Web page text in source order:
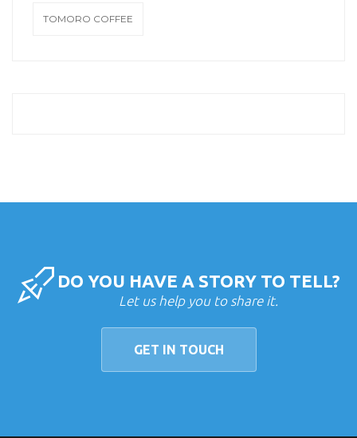
TOMORO COFFEE
DO YOU HAVE A STORY TO TELL?
Let us help you to share it.
GET IN TOUCH